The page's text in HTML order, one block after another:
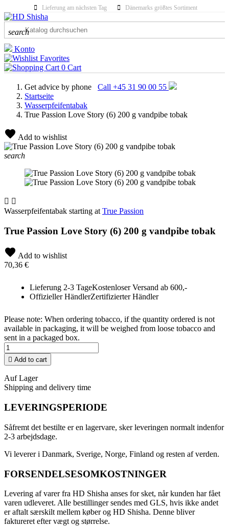
Lieferung am nächsten Tag Dänemarks größtes Sortiment
search
Konto
Favorites
0 Cart
Get advice by phone
Call +45 31 90 00 55
Startseite
Wasserpfeifentabak
True Passion Love Story (6) 200 g vandpibe tobak
Add to wishlist
search
 
Wasserpfeifentabak starting at True Passion
True Passion Love Story (6) 200 g vandpibe tobak
Add to wishlist
70,36 €
Lieferung 2-3 TageKostenloser Versand ab 600,-
Offizieller HändlerZertifizierter Händler
Please note: When ordering tobacco, if the quantity ordered is not
available in packaging, it will be weighed from loose tobacco and
sent in a packaged box.
 Add to cart
Auf Lager
Shipping and delivery time
LEVERINGSPERIODE
Såfremt det bestilte er en lagervare, sker leveringen normalt indenfor
2-3 arbejdsdage.
Vi leverer i Danmark, Sverige, Norge, Finland og resten af verden.
FORSENDELSESOMKOSTNINGER
Levering af varer fra HD Shisha anses for sket, når kunden har fået
varen udleveret. Alle bestillinger sendes med GLS, hvis ikke andet
er aftalt særskilt mellem køber og HD Shisha. Denne bliver
faktureret efter vægt og størrelse.